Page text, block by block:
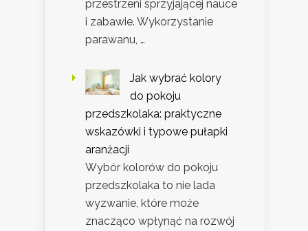
przestrzeni sprzyjającej nauce
i zabawie. Wykorzystanie
parawanu, …
Jak wybrać kolory
do pokoju
przedszkolaka: praktyczne
wskazówki i typowe pułapki
aranżacji
Wybór kolorów do pokoju
przedszkolaka to nie lada
wyzwanie, które może
znacząco wpłynąć na rozwój